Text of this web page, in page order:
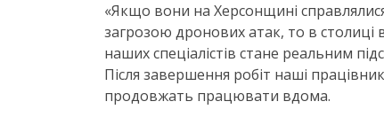
«Якщо вони на Херсонщині
загрозою дронових атак, то в
наших спеціалістів стане реальним
Після завершення робіт наші
продовжать працювати вдома.